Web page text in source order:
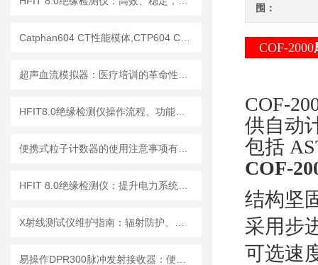
围：
COF-2000
COF-
供自动
包括
COF-
结构坚
采用步
可选速